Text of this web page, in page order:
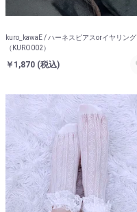
kuro_kawaE / ハーネスピアスorイヤリング
（KURO002）
￥1,870 (税込)